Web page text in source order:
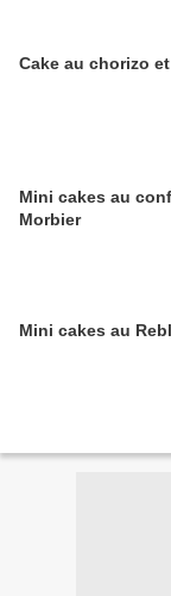
Cake au chorizo
Mini cakes au
Morbier
Mini cakes au